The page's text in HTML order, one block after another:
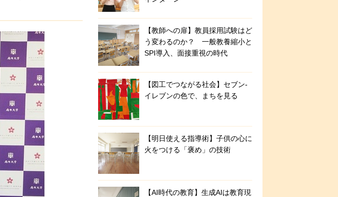
【教師への扉】教員採用試験はど
う変わるのか？ 一般教養縮小と
SPI導入、面接重視の時代
【図工でつながる社会】セブン‐
イレブンの色で、まちを見る
【明日使える指導術】子供の心に
火をつける「褒め」の技術
【AI時代の教育】生成AIは教育現